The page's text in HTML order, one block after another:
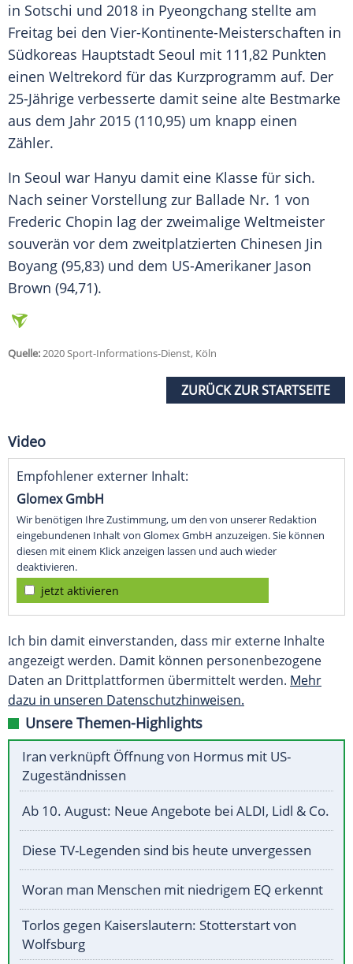
in Sotschi und 2018 in Pyeongchang stellte am
Freitag bei den Vier-Kontinente-Meisterschaften in
Südkoreas Hauptstadt Seoul mit 111,82 Punkten
einen Weltrekord für das Kurzprogramm auf. Der
25-Jährige verbesserte damit seine alte Bestmarke
aus dem Jahr 2015 (110,95) um knapp einen
Zähler.
In Seoul war Hanyu damit eine Klasse für sich.
Nach seiner Vorstellung zur Ballade Nr. 1 von
Frederic Chopin lag der zweimalige Weltmeister
souverän vor dem zweitplatzierten Chinesen Jin
Boyang (95,83) und dem US-Amerikaner Jason
Brown (94,71).
Quelle:2020 Sport-Informations-Dienst, Köln
ZURÜCK ZUR STARTSEITE
Video
Empfohlener externer Inhalt:
Glomex GmbH
Wir benötigen Ihre Zustimmung, um den von unserer Redaktion
eingebundenen Inhalt von Glomex GmbH anzuzeigen. Sie können
diesen mit einem Klick anzeigen lassen und auch wieder
deaktivieren.
jetzt aktivieren
Ich bin damit einverstanden, dass mir externe Inhalte
angezeigt werden. Damit können personenbezogene
Daten an Drittplattformen übermittelt werden. Mehr
dazu in unseren Datenschutzhinweisen.
Unsere Themen-Highlights
Iran verknüpft Öffnung von Hormus mit US-
Zugeständnissen
Ab 10. August: Neue Angebote bei ALDI, Lidl & Co.
Diese TV-Legenden sind bis heute unvergessen
Woran man Menschen mit niedrigem EQ erkennt
Torlos gegen Kaiserslautern: Stotterstart von
Wolfsburg